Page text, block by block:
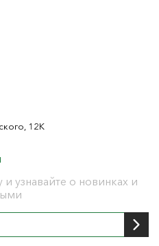
12К
узнавайте о новинках и